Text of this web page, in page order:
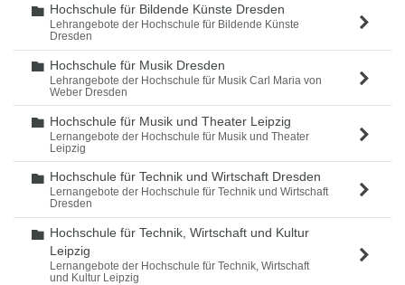
Ordner
Hochschule für Bildende Künste Dresden
Lehrangebote der Hochschule für Bildende Künste
Dresden
Ordner
Hochschule für Musik Dresden
Lehrangebote der Hochschule für Musik Carl Maria von
Weber Dresden
Ordner
Hochschule für Musik und Theater Leipzig
Lernangebote der Hochschule für Musik und Theater
Leipzig
Ordner
Hochschule für Technik und Wirtschaft Dresden
Lernangebote der Hochschule für Technik und Wirtschaft
Dresden
Ordner
Hochschule für Technik, Wirtschaft und Kultur
Leipzig
Lernangebote der Hochschule für Technik, Wirtschaft
und Kultur Leipzig